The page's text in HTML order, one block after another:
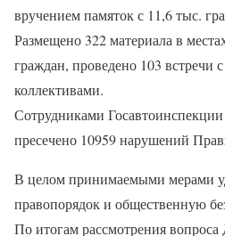
вручением памяток с 11,6 тыс.
Размещено 322 материала в
граждан, проведено 103 встречи
коллективами.
Сотрудниками
пресечено 10959 нарушений
В целом принимаемыми мерами
правопорядок и общественную
По итогам рассмотрения